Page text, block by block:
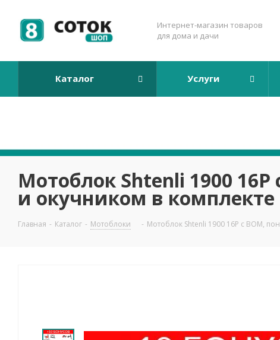
Интернет-магазин товаров
для дома и дачи
Каталог Услуги
Мотоблок Shtenli 1900
и окучником в комплекте
Главная - Каталог - Мотоблоки - Мотоблок Shtenli 1900 16P с ВОМ,